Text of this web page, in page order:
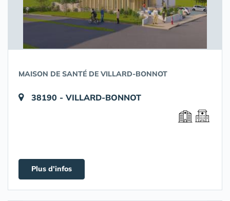
MAISON DE SANTÉ DE VILLARD-BONNOT
38190 - VILLARD-BONNOT
Plus d'infos